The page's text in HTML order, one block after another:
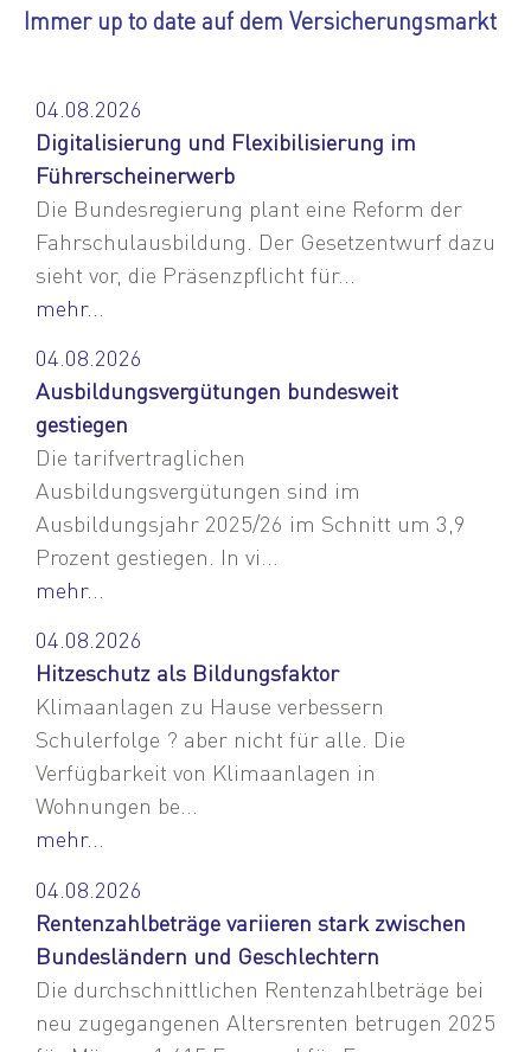
Immer up to date auf dem Versicherungsmarkt
04.08.2026
Digitalisierung und Flexibilisierung im
Führerscheinerwerb
Die Bundesregierung plant eine Reform der
Fahrschulausbildung. Der Gesetzentwurf dazu
sieht vor, die Präsenzpflicht für...
mehr...
04.08.2026
Ausbildungsvergütungen bundesweit
gestiegen
Die tarifvertraglichen
Ausbildungsvergütungen sind im
Ausbildungsjahr 2025/26 im Schnitt um 3,9
Prozent gestiegen. In vi...
mehr...
04.08.2026
Hitzeschutz als Bildungsfaktor
Klimaanlagen zu Hause verbessern
Schulerfolge ? aber nicht für alle. Die
Verfügbarkeit von Klimaanlagen in
Wohnungen be...
mehr...
04.08.2026
Rentenzahlbeträge variieren stark zwischen
Bundesländern und Geschlechtern
Die durchschnittlichen Rentenzahlbeträge bei
neu zugegangenen Altersrenten betrugen 2025